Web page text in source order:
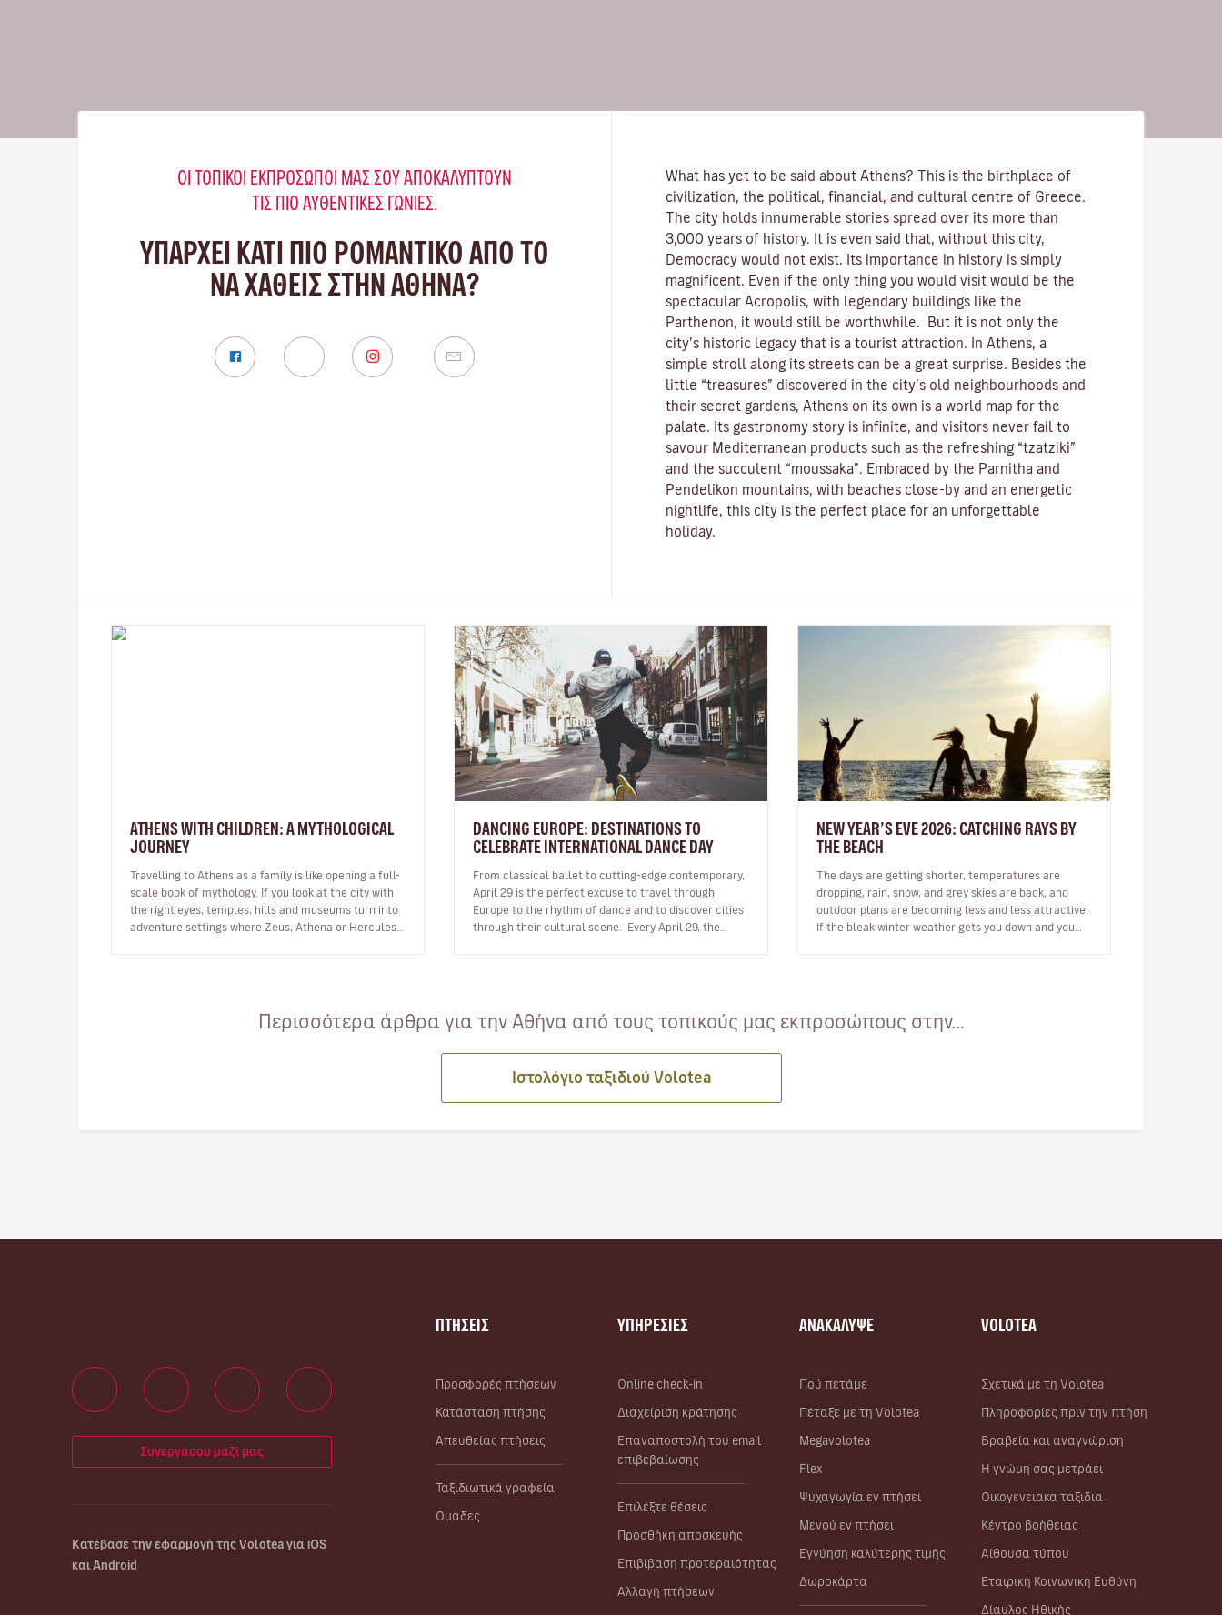
ΟΙ ΤΟΠΙΚΟΊ ΕΚΠΡΌΣΩΠΟΊ ΜΑΣ ΣΟΥ ΑΠΟΚΑΛΎΠΤΟΥΝ
ΤΙΣ ΠΙΟ ΑΥΘΕΝΤΙΚΈΣ ΓΩΝΙΈΣ.
ΥΠΑΡΧΕΙ ΚΑΤΙ ΠΙΟ ΡΟΜΑΝΤΙΚΟ ΑΠΟ ΤΟ
ΝΑ ΧΑΘΕΙΣ ΣΤΗΝ ΑΘΉΝΑ?
What has yet to be said about Athens? This is the birthplace of
civilization, the political, financial, and cultural centre of Greece.
The city holds innumerable stories spread over its more than
3,000 years of history. It is even said that, without this city,
Democracy would not exist. Its importance in history is simply
magnificent. Even if the only thing you would visit would be the
spectacular Acropolis, with legendary buildings like the
Parthenon, it would still be worthwhile. But it is not only the
city’s historic legacy that is a tourist attraction. In Athens, a
simple stroll along its streets can be a great surprise. Besides the
little “treasures” discovered in the city’s old neighbourhoods and
their secret gardens, Athens on its own is a world map for the
palate. Its gastronomy story is infinite, and visitors never fail to
savour Mediterranean products such as the refreshing “tzatziki”
and the succulent “moussaka”.
Embraced by the Parnitha and
Pendelikon mountains, with beaches close-by and an energetic
nightlife, this city is the perfect place for an unforgettable
holiday.
ATHENS WITH CHILDREN: A MYTHOLOGICAL
JOURNEY
Travelling to Athens as a family is like opening a full-
scale book of mythology. If you look at the city with
the right eyes, temples, hills and museums turn into
adventure settings where Zeus, Athena or Hercules
DANCING EUROPE: DESTINATIONS TO
CELEBRATE INTERNATIONAL DANCE DAY
From classical ballet to cutting-edge contemporary,
April 29 is the perfect excuse to travel through
Europe to the rhythm of dance and to discover cities
through their cultural scene. Every April 29, the
NEW YEAR’S EVE 2026: CATCHING RAYS BY
THE BEACH
The days are getting shorter, temperatures are
dropping, rain, snow, and grey skies are back, and
outdoor plans are becoming less and less attractive.
If the bleak winter weather gets you down and you
Περισσότερα άρθρα για την Αθήνα από τους τοπικούς μας εκπροσώπους στην...
Ιστολόγιο ταξιδιού Volotea
ΠΤΗΣΕΙΣ
Προσφορές πτήσεων
Κατάσταση πτήσης
Απευθείας πτήσεις
Ταξιδιωτικά γραφεία
Ομάδες
ΥΠΗΡΕΣΙΕΣ
Online check-in
Διαχείριση κράτησης
Επαναποστολή του email
επιβεβαίωσης
Επιλέξτε θέσεις
Προσθήκη αποσκευής
Επιβίβαση προτεραιότητας
Αλλαγή πτήσεων
ΑΝΑΚΑΛΥΨΕ
Πού πετάμε
Πέταξε με τη Volotea
Megavolotea
Flex
Ψυχαγωγία εν πτήσει
Μενού εν πτήσει
Εγγύηση καλύτερης τιμής
Δωροκάρτα
VOLOTEA
Σχετικά με τη Volotea
Πληροφορίες πριν την πτήση
Βραβεία και αναγνώριση
Η γνώμη σας μετράει
Οικογενειακα ταξιδια
Κέντρο βοήθειας
Αίθουσα τύπου
Εταιρική Κοινωνική Ευθύνη
Δίαυλος Ηθικής
Συνεργάσου μαζί μας
Κατέβασε την εφαρμογή της Volotea για iOS
και Android